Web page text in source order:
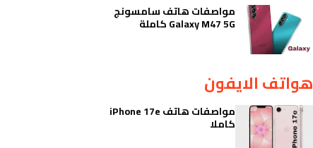
مواصفات هاتف سامسونج
Galaxy M47 5G كاملة
هواتف الايفون
مواصفات هاتف iPhone 17e
كاملا